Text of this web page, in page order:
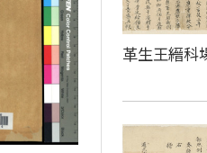
革生王縉科